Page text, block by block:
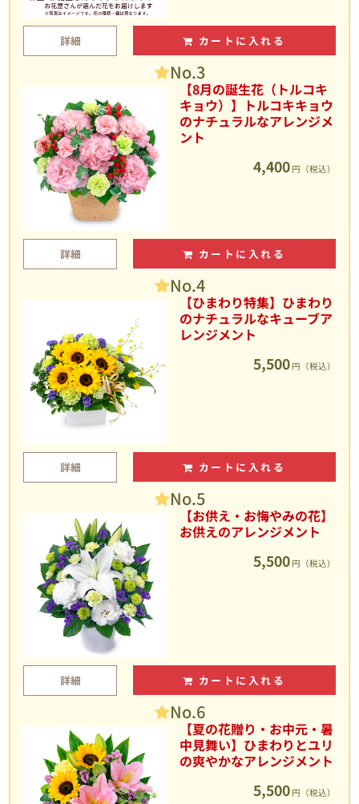
詳細 カートに入れる
No.3
【8月の誕生花（トルコキ
キョウ）】トルコキキョウ
のナチュラルなアレンジメ
ント
4,400 円（税込）
詳細 カートに入れる
No.4
【ひまわり特集】ひまわり
のナチュラルなキューブア
レンジメント
5,500 円（税込）
詳細 カートに入れる
No.5
【お供え・お悔やみの花】
お供えのアレンジメント
5,500 円（税込）
詳細 カートに入れる
No.6
【夏の花贈り・お中元・暑
中見舞い】ひまわりとユリ
の爽やかなアレンジメント
5,500 円（税込）